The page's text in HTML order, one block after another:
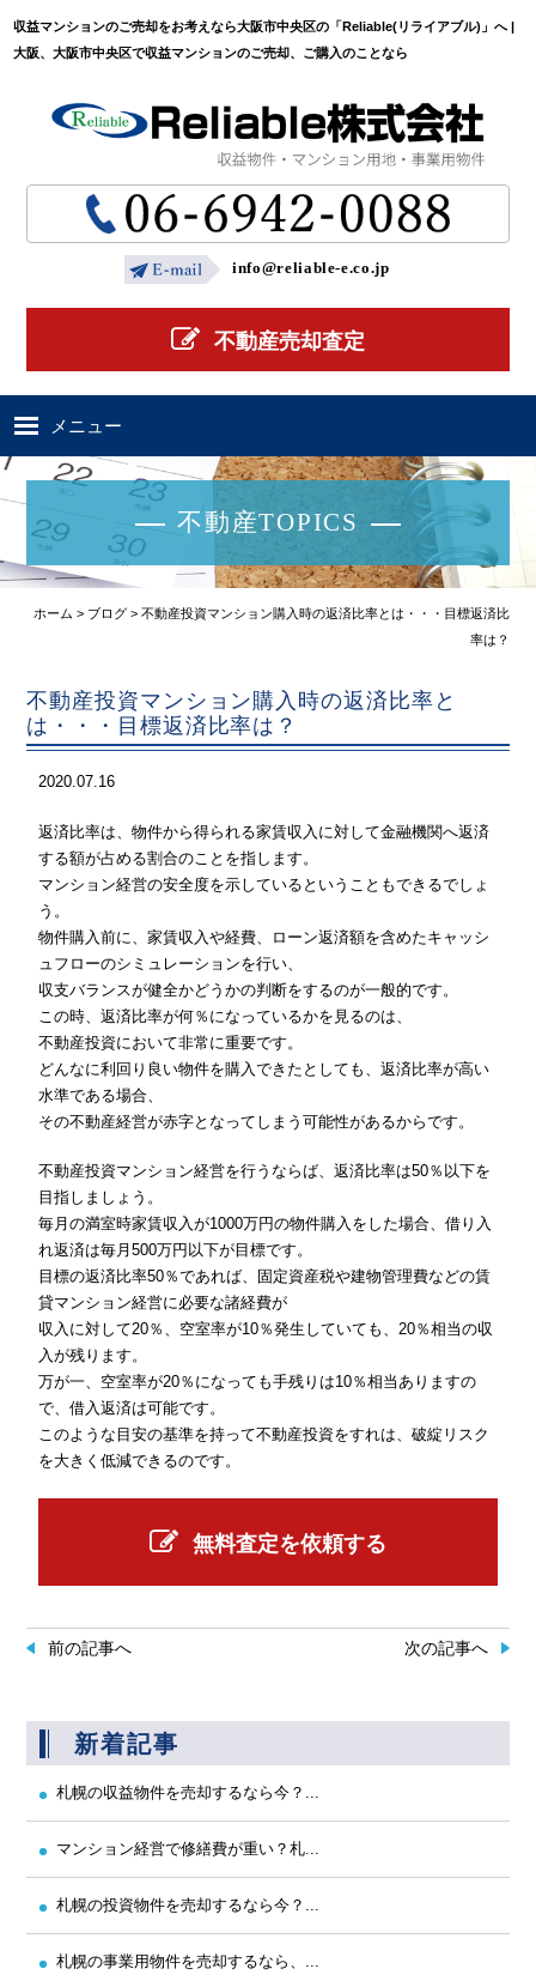
収益マンションのご売却をお考えなら大阪市中央区の「Reliable(リライアブル)」へ |
大阪、大阪市中央区で収益マンションのご売却、ご購入のことなら
info@reliable-e.co.jp
不動産売却査定
メニュー
ホーム
弊社媒介物件(掲載可能)
収益物件の知識
不動産TOPICS
不動産売却査定
お問い合わせ
不動産TOPICS
ホーム > ブログ> 不動産投資マンション購入時の返済比率とは・・・目標返済比
率は？
不動産投資マンション購入時の返済比率と
は・・・目標返済比率は？
2020.07.16
返済比率は、物件から得られる家賃収入に対して金融機関へ返済
する額が占める割合のことを指します。
マンション経営の安全度を示しているということもできるでしょ
う。
物件購入前に、家賃収入や経費、ローン返済額を含めたキャッシ
ュフローのシミュレーションを行い、
収支バランスが健全かどうかの判断をするのが一般的です。
この時、返済比率が何％になっているかを見るのは、
不動産投資において非常に重要です。
どんなに利回り良い物件を購入できたとしても、返済比率が高い
水準である場合、
その不動産経営が赤字となってしまう可能性があるからです。
不動産投資マンション経営を行うならば、返済比率は50％以下を
目指しましょう。
毎月の満室時家賃収入が1000万円の物件購入をした場合、借り入
れ返済は毎月500万円以下が目標です。
目標の返済比率50％であれば、固定資産税や建物管理費などの賃
貸マンション経営に必要な諸経費が
収入に対して20％、空室率が10％発生していても、20％相当の収
入が残ります。
万が一、空室率が20％になっても手残りは10％相当ありますの
で、借入返済は可能です。
このような目安の基準を持って不動産投資をすれは、破綻リスク
を大きく低減できるのです。
無料査定を依頼する
前の記事へ 次の記事へ
新着記事
札幌の収益物件を売却するなら今？...
マンション経営で修繕費が重い？札...
札幌の投資物件を売却するなら今？...
札幌の事業用物件を売却するなら、...